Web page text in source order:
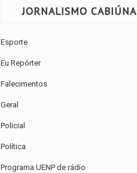
JORNALISMO CABIÚNA
Esporte
Eu Repórter
Falecimentos
Geral
Policial
Política
Programa UENP de rádio